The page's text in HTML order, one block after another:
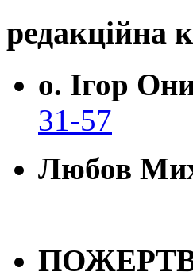
редакційна
о. Ігор
31-57
Любов